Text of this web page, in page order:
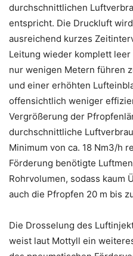
durchschnittlichen
entspricht. Die Druckluft
ausreichend kurzes
Leitung wieder komplett
nur wenigen Metern führen
und einer erhöhten
offensichtlich weniger
Vergrößerung der
durchschnittliche
Minimum von ca. 18 Nm3/h
Förderung benötigte
Rohrvolumen, sodass kaum
auch die Pfropfen 20 m bis
Die Drosselung des
weist laut Mottyll ein